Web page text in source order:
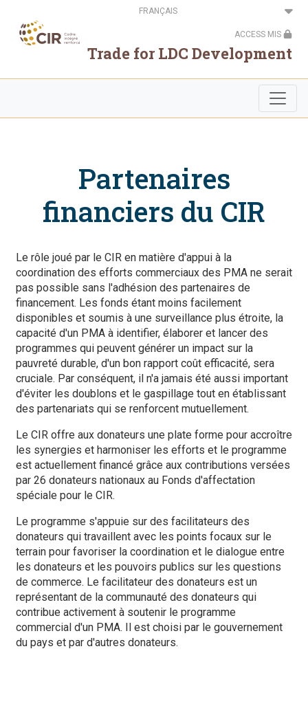
contenu
principal
Select
your
ACCESS MIS
Trade for LDC Development
Partenaires
financiers du CIR
Le rôle joué par le CIR en matière d'appui à la
coordination des efforts commerciaux des PMA ne serait
pas possible sans l'adhésion des partenaires de
financement. Les fonds étant moins facilement
disponibles et soumis à une surveillance plus étroite, la
capacité d'un PMA à identifier, élaborer et lancer des
programmes qui peuvent générer un impact sur la
pauvreté durable, d'un bon rapport coût efficacité, sera
cruciale. Par conséquent, il n'a jamais été aussi important
d'éviter les doublons et le gaspillage tout en établissant
des partenariats qui se renforcent mutuellement.
Le CIR offre aux donateurs une plate forme pour accroître
les synergies et harmoniser les efforts et le programme
est actuellement financé grâce aux contributions versées
par 26 donateurs nationaux au Fonds d'affectation
spéciale pour le CIR.
Le programme s'appuie sur des facilitateurs des
donateurs qui travaillent avec les points focaux sur le
terrain pour favoriser la coordination et le dialogue entre
les donateurs et les pouvoirs publics sur les questions
de commerce. Le facilitateur des donateurs est un
représentant de la communauté des donateurs qui
contribue activement à soutenir le programme
commercial d'un PMA. Il est choisi par le gouvernement
du pays et par d'autres donateurs.